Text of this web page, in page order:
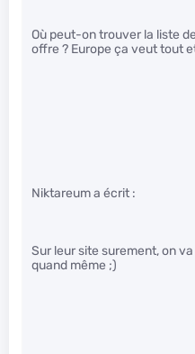
Où peut-on trouver la liste
offre ? Europe ça veut tout
Niktareum a écrit :
Sur leur site surement, on
quand même ;)